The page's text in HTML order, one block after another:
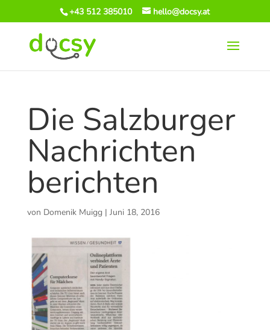
+43 512 385010 hello@docsy.at
Die Salzburger
Nachrichten
berichten
von Domenik Muigg | Juni 18, 2016